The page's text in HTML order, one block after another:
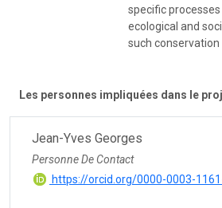
specific
ecological and
such conservation
Les personnes impliquées dans le
Jean-Yves Georges
Personne De Contact
https://orcid.org/0000-0003-